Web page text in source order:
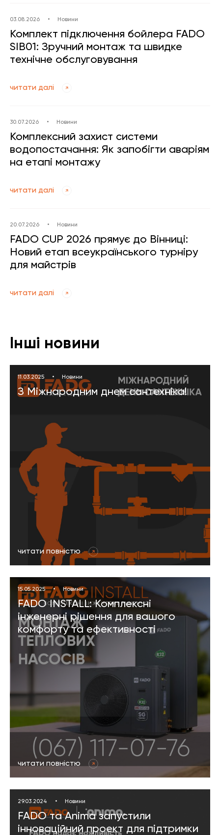
03.08.2026 • Новини
Комплект підключення бойлера FADO
SIB01: Зручний монтаж та швидке
технічне обслуговування
читати далі
30.07.2026 • Новини
Комплексний захист системи
водопостачання: Як запобігти аваріям
на етапі монтажу
читати далі
20.07.2026 • Новини
FADO CUP 2026 прямує до Вінниці:
Новий етап всеукраїнського турніру
для майстрів
читати далі
Інші новини
11.03.2025 • Новини
З Міжнародним днем сантехніка!
читати повністю
15.05.2025 • Новини
FADO INSTALL: Комплексні
інженерні рішення для вашого
комфорту та ефективності
читати повністю
29.03.2024 • Новини
FADO та Anima запустили
інноваційний проект для підтримки